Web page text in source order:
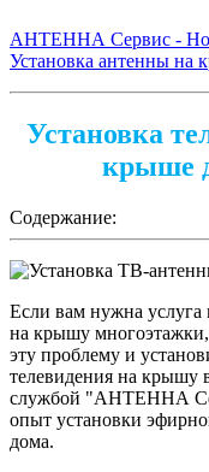
АНТЕННА Сервис -
Установка антенны на
Установка
крыше
Содержание:
Если вам нужна услуга
на крышу
эту проблему и
телевидения на
службой "АНТЕННА
опыт установки
дома.